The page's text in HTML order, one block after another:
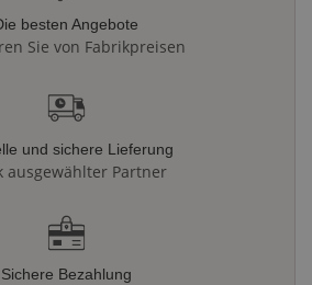
besten Angebote
Sie von Fabrikpreisen
und sichere Lieferung
ausgewählter Partner
Sichere Bezahlung